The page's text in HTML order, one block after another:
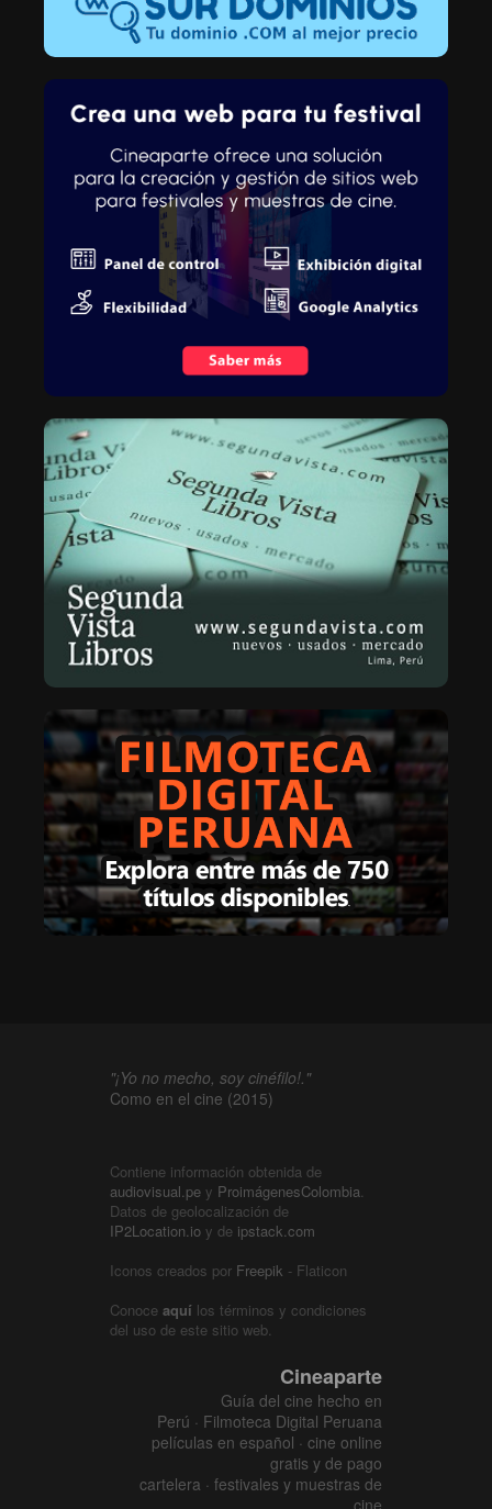
"¡Yo no mecho, soy cinéfilo!."
Como en el cine (2015)
Contiene información obtenida de
audiovisual.pe y ProimágenesColombia.
Datos de geolocalización de
IP2Location.io y de ipstack.com
Iconos creados por Freepik - Flaticon
Conoce aquí los términos y condiciones
del uso de este sitio web.
Cineaparte
Guía del cine hecho en
Perú · Filmoteca Digital Peruana
películas en español · cine online
gratis y de pago
cartelera · festivales y muestras de